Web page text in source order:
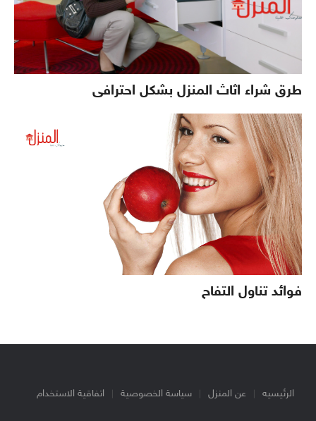
طرق شراء اثاث المنزل بشكل احترافى
فوائد تناول التفاح
الرئيسيه عن المنزل سياسة الخصوصية اتفاقية الاستخدام